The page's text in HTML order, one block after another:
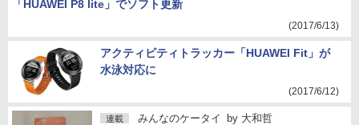
「HUAWEI P8 lite」でソフト更新
(2017/6/13)
アクティビティトラッカー「HUAWEI Fit」が
水泳対応に
(2017/6/12)
連載 みんなのケータイ by 大和哲